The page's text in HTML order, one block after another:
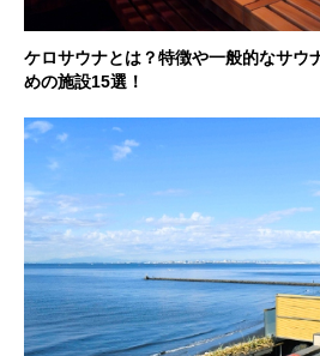
ケロサウナとは？特徴や一般的なサウ
めの施設15選！